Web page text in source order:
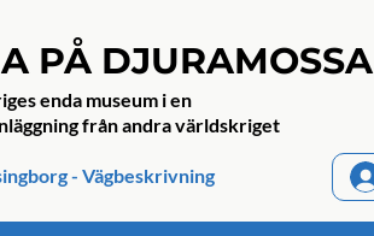
PÅ DJURAMOSSA
enda museum i en
från andra världskriget
- Vägbeskrivning